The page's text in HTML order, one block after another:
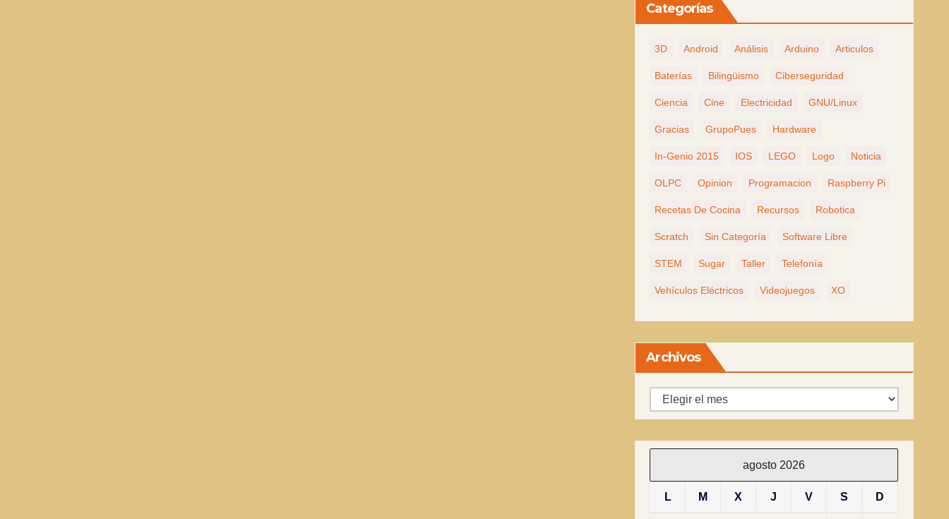
Categorías
3D Android Análisis Arduino Articulos
Baterías Bilingüismo Ciberseguridad
Ciencia Cine Electricidad GNU/Linux
Gracias GrupoPues Hardware
In-Genio 2015 IOS LEGO Logo Noticia
OLPC Opinion Programacion Raspberry Pi
Recetas De Cocina Recursos Robotica
Scratch Sin Categoría Software Libre
STEM Sugar Taller Telefonía
Vehículos Eléctricos Videojuegos XO
Archivos
Archivos
agosto 2026
L M X J V S D